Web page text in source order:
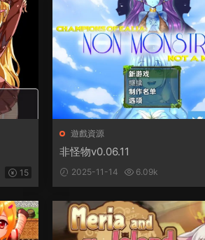
15
遊戲資源
非怪物v0.06.11
2025-11-14 6.09k